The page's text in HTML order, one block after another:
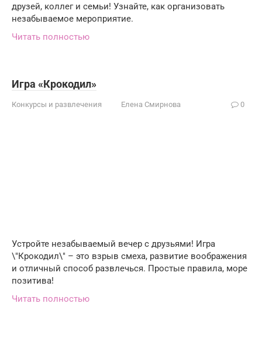
друзей, коллег и семьи! Узнайте, как организовать
незабываемое мероприятие.
Читать полностью
Игра «Крокодил»
Конкурсы и развлечения Елена Смирнова 0
Устройте незабываемый вечер с друзьями! Игра
\"Крокодил\" – это взрыв смеха, развитие воображения
и отличный способ развлечься. Простые правила, море
позитива!
Читать полностью